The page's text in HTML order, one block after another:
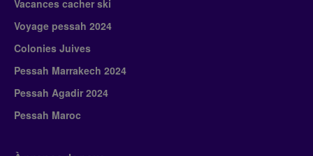
Vacances cacher ski
Voyage pessah 2024
Colonies Juives
Pessah Marrakech 2024
Pessah Agadir 2024
Pessah Maroc